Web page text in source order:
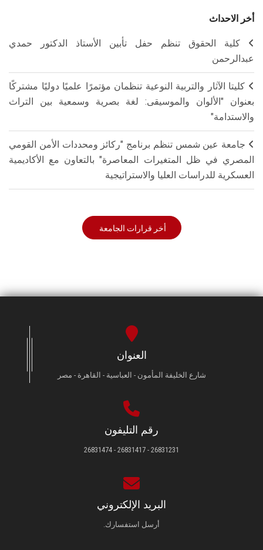
أخر الاحداث
كلية الحقوق تنظم حفل تأبين الأستاذ الدكتور حمدي
عبدالرحمن
كليتا الآثار والتربية النوعية تنظمان مؤتمرًا علميًا دوليًا مشتركًا
بعنوان "الألوان والموسيقى: لغة بصرية وسمعية بين التراث
والاستدامة"
جامعة عين شمس تنظم برنامج "ركائز ومحددات الأمن القومي
المصري في ظل المتغيرات المعاصرة" بالتعاون مع الأكاديمية
العسكرية للدراسات العليا والاستراتيجية
أخر قرارات الجامعة
العنوان
شارع الخليفة المأمون - العباسية - القاهرة - مصر
رقم التليفون
26831231 - 26831417 - 26831474
البريد الإلكتروني
أرسل استفسارك.